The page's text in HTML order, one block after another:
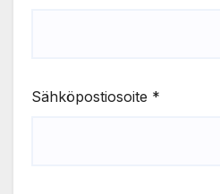
Sähköpostiosoite *